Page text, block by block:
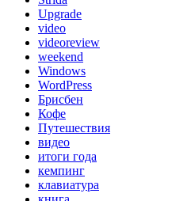
Upgrade
video
videoreview
weekend
Windows
WordPress
Брисбен
Кофе
Путешествия
видео
итоги года
кемпинг
клавиатура